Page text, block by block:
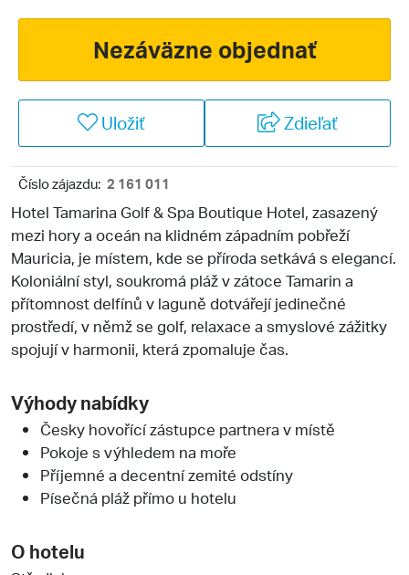
Nezáväzne objednať
Uložiť Zdieľať
Číslo zájazdu: 2 161 011
Hotel Tamarina Golf & Spa Boutique Hotel, zasazený
mezi hory a oceán na klidném západním pobřeží
Mauricia, je místem, kde se příroda setkává s elegancí.
Koloniální styl, soukromá pláž v zátoce Tamarin a
přítomnost delfínů v laguně dotvářejí jedinečné
prostředí, v němž se golf, relaxace a smyslové zážitky
spojují v harmonii, která zpomaluje čas.
Výhody nabídky
Česky hovořící zástupce partnera v místě
Pokoje s výhledem na moře
Příjemné a decentní zemité odstíny
Písečná pláž přímo u hotelu
O hotelu